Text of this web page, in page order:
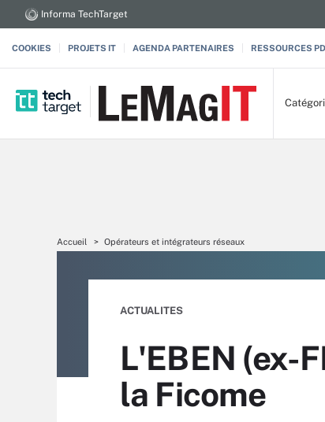
Informa TechTarget
COOKIES PROJETS IT AGENDA PARTENAIRES RESSOURCES
Accueil Opérateurs et intégrateurs réseaux
ACTUALITES
L'EBEN (ex-
la Ficome